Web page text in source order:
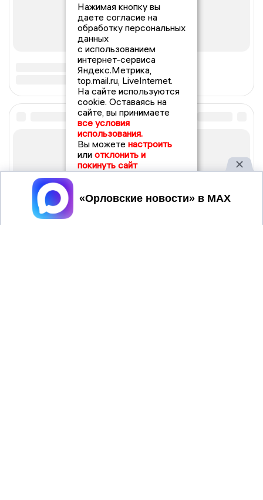
Нажимая кнопку вы
даете согласие на
обработку персональных
данных
с использованием
интернет-сервиса
Яндекс.Метрика,
top.mail.ru, LiveInternet.
На сайте используются
cookie. Оставаясь на
сайте, вы принимаете
все условия
использования.
Вы можете настроить
или отклонить и
покинуть сайт
Принять